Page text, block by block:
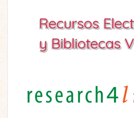
Recursos
y Bibliotecas